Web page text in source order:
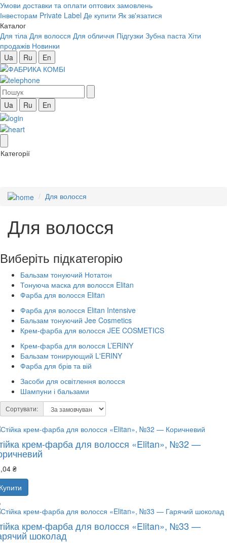
Умови доставки та оплати оптових замовлень
Інвесторам Private Label Де купити Як зв'язатися
Каталог
Для тіла Для волосся Для обличчя Підгузки Зубна паста Хіти
продажів Новинки
Ua
Ru En
Ua Ru En
Категорії
Для волосся
Для волосся
Виберіть підкатегорію
Бальзам тонуючий Нотатон
Тонуюча маска для волосся Elitan
Фарба для волосся Elitan
Фарба для волосся Elitan Intensive
Бальзам тонуючий Jee Cosmetics
Крем-фарба для волосся JEE COSMETICS
Крем-фарба для волосся L’ERINY
Бальзам тонирующий L'ERINY
Фарба для брів та вій
Засоби для освітлення волосся
Шампуни і бальзами
Сортувати:
крем-фарба для волосся «Elitan», №32 —
₴
крем-фарба для волосся «Elitan», №33 —
шоколад